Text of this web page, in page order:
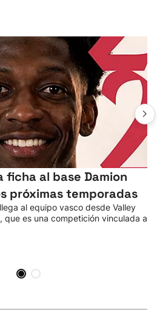
ficha al base Damion
próximas temporadas
al equipo vasco desde Valley
que es una competición vinculada a